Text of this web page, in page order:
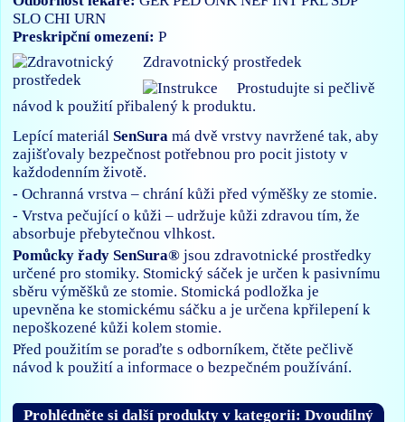
SLOCHIURN
Preskripční omezení:P
Zdravotnický prostředek
Prostudujte si pečlivě
návod k použití přibalený k produktu.
Lepící materiál SenSura má dvě vrstvy navržené tak, aby
zajišťovaly bezpečnost potřebnou pro pocit jistoty v
každodenním životě.
- Ochranná vrstva – chrání kůži před výměšky ze stomie.
- Vrstva pečující o kůži – udržuje kůži zdravou tím, že
absorbuje přebytečnou vlhkost.
Pomůcky řady SenSura® jsou zdravotnické prostředky
určené pro stomiky. Stomický sáček je určen k pasivnímu
sběru výměšků ze stomie. Stomická podložka je
upevněna ke stomickému sáčku a je určena kpřilepení k
nepoškozené kůži kolem stomie.
Před použitím se poraďte s odborníkem, čtěte pečlivě
návod k použití a informace o bezpečném používání.
Prohlédněte si další produkty v kategorii: Dvoudílný